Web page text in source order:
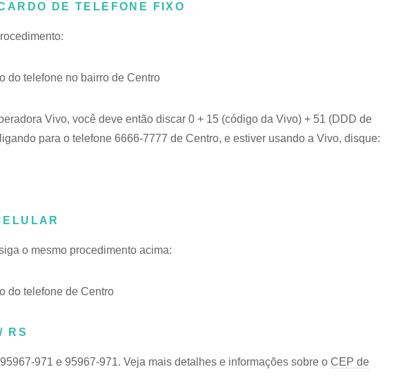
DE TELEFONE FIXO
do telefone no bairro de Centro
Vivo, você deve então discar 0 + 15 (código da Vivo) + 51 (DDD de
para o telefone 6666-7777 de Centro, e estiver usando a Vivo, disque:
o mesmo procedimento acima:
do telefone de Centro
RS
971 e 95967-971. Veja mais detalhes e informações sobre o CEP de